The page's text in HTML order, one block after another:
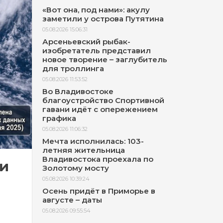
«Вот она, под нами»: акулу
заметили у острова Путятина
05.08.2026 15:06:31
Арсеньевский рыбак-
изобретатель представил
новое творение – заглубитель
для троллинга
05.08.2026 11:53:52
Во Владивостоке
благоустройство Спортивной
гавани идёт с опережением
графика
05.08.2026 11:06:32
Мечта исполнилась: 103-
летняя жительница
Владивостока проехала по
Золотому мосту
05.08.2026 10:39:24
Осень придёт в Приморье в
августе – даты
05.08.2026 09:55:54